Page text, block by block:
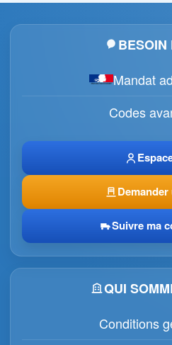
BESOIN
Mandat
Codes
Suivre ma
QUI
Conditions